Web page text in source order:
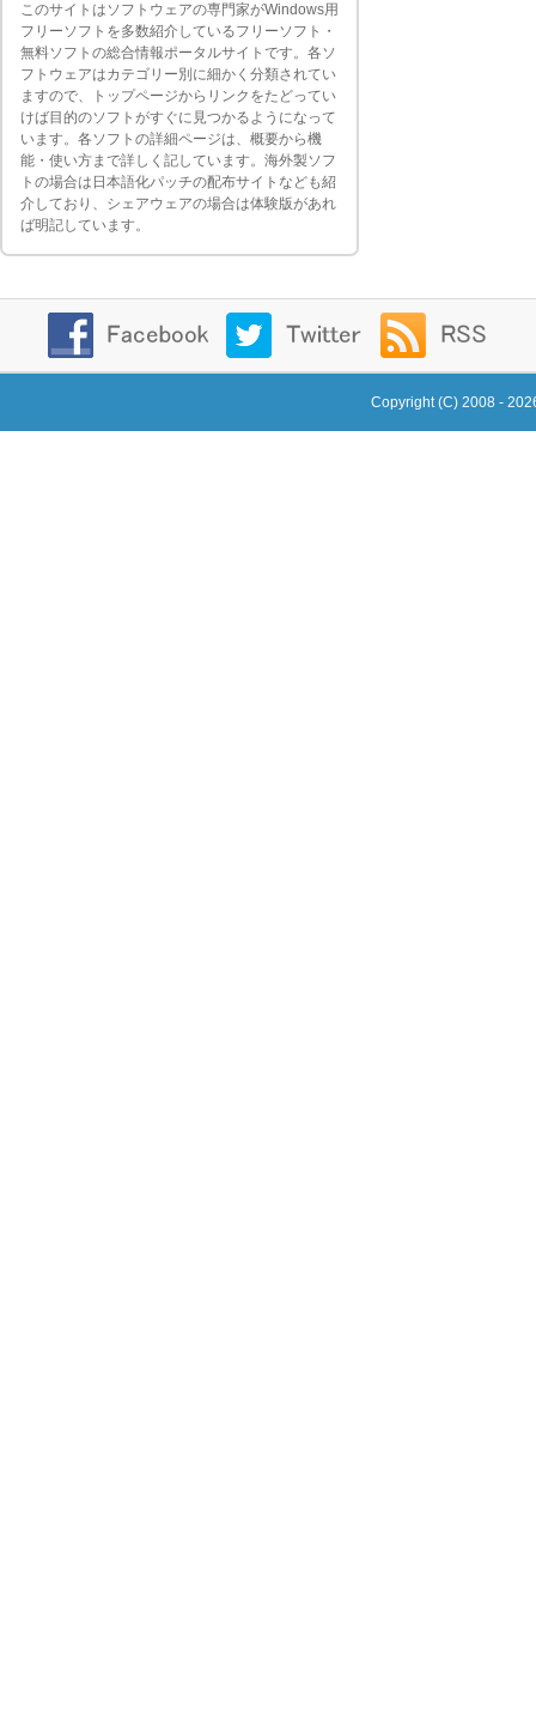
このサイトはソフトウェアの専門家がWindows用
フリーソフトを多数紹介しているフリーソフト・
無料ソフトの総合情報ポータルサイトです。各ソ
フトウェアはカテゴリー別に細かく分類されてい
ますので、トップページからリンクをたどってい
けば目的のソフトがすぐに見つかるようになって
います。各ソフトの詳細ページは、概要から機
能・使い方まで詳しく記しています。海外製ソフ
トの場合は日本語化パッチの配布サイトなども紹
介しており、シェアウェアの場合は体験版があれ
ば明記しています。
Copyright (C) 2008 -